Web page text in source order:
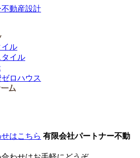
ル
タイル
ロハウス
はこちら 有限会社パートナー不動